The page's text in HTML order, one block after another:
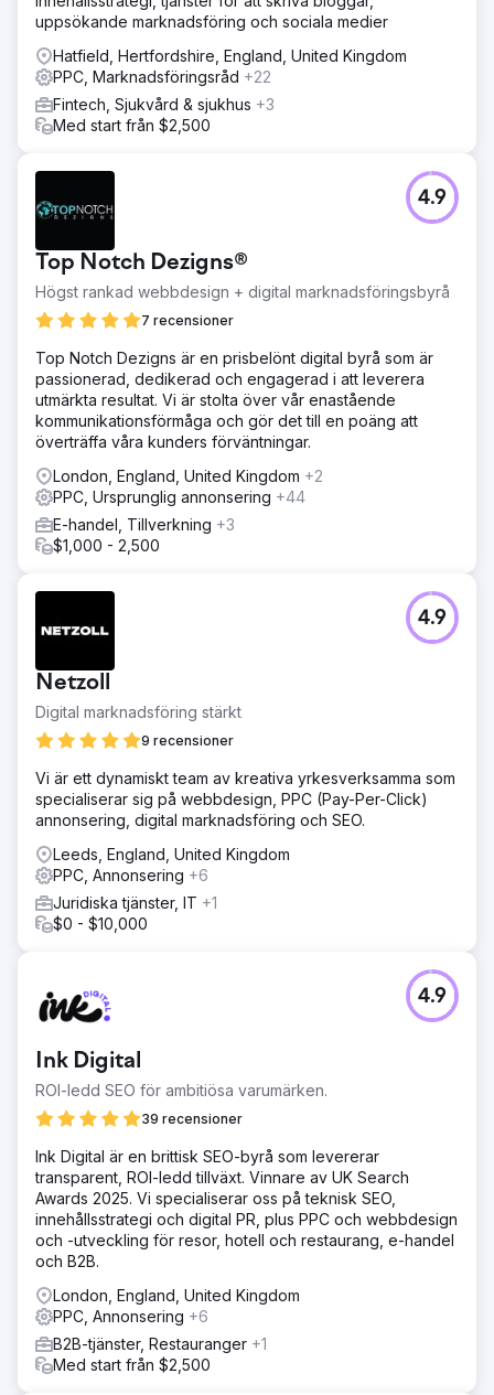
Ads, men vi var nöjda med ett liknande resultat.
Inom sex månader genererade vårt strategiska
reklaminitiativ över 250 000 USD i intäkter, vilket
konsekvent bibehöll ett minimum av 4x Return On Ad
Spend (ROAS), ett bevis på vår metodiska strategi och
uppsökande marknadsföring och sociala medier
Hatfield, Hertfordshire, England, United Kingdom
PPC, Marknadsföringsråd +22
Fintech, Sjukvård & sjukhus +3
Med start från $2,500
Top Notch Dezigns®
Högst rankad webbdesign + digital marknadsföringsbyrå
7 recensioner
4.9
Top Notch Dezigns är en prisbelönt digital byrå som är
passionerad, dedikerad och engagerad i att leverera
utmärkta resultat. Vi är stolta över vår enastående
kommunikationsförmåga och gör det till en poäng att
överträffa våra kunders förväntningar.
London, England, United Kingdom +2
PPC, Ursprunglig annonsering +44
E-handel, Tillverkning +3
$1,000 - 2,500
Netzoll
Digital marknadsföring stärkt
9 recensioner
4.9
Vi är ett dynamiskt team av kreativa yrkesverksamma som
specialiserar sig på webbdesign, PPC (Pay-Per-Click)
annonsering, digital marknadsföring och SEO.
Leeds, England, United Kingdom
PPC, Annonsering +6
Juridiska tjänster, IT +1
$0 - $10,000
Ink Digital
ROI-ledd SEO för ambitiösa varumärken.
39 recensioner
4.9
Ink Digital är en brittisk SEO-byrå som levererar
transparent, ROI-ledd tillväxt. Vinnare av UK Search
Awards 2025. Vi specialiserar oss på teknisk SEO,
innehållsstrategi och digital PR, plus PPC och webbdesign
och -utveckling för resor, hotell och restaurang, e-handel
och B2B.
London, England, United Kingdom
PPC, Annonsering +6
B2B-tjänster, Restauranger +1
Med start från $2,500